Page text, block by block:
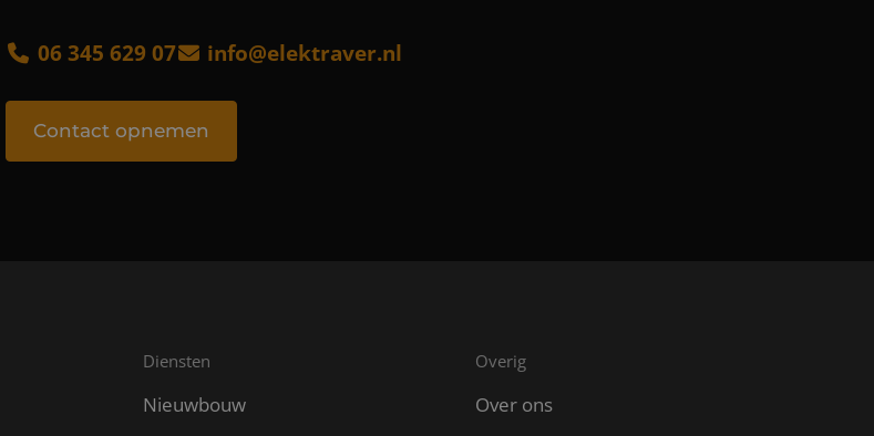
06 345 629 07 info@elektraver.nl
Contact opnemen
Diensten
Nieuwbouw
Overig
Over ons